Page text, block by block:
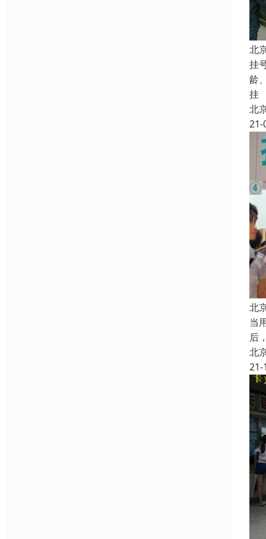
北
挂
龄
挂
北
21-
北
当
后
北
21-